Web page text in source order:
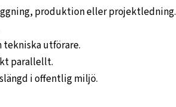
produktion eller projektledning.
tekniska utförare.
parallellt.
i offentlig miljö.